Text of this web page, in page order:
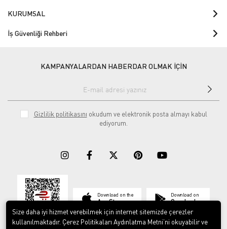
KURUMSAL
İş Güvenliği Rehberi
KAMPANYALARDAN HABERDAR OLMAK İÇİN
Gizlilik politikasını okudum ve elektronik posta almayı kabul
ediyorum.
Download on the
App Store
Download on
Google play
Size daha iyi hizmet verebilmek için internet sitemizde çerezler
kullanılmaktadır. Çerez Politikaları Aydınlatma Metni’ni okuyabilir ve